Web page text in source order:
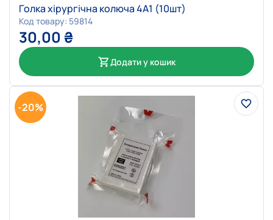
Голка хірургічна колюча 4А1 (10шт)
Код товару: 59814
30,00 ₴
Додати у кошик
-20%